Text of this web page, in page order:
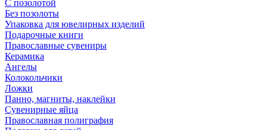
С позолотой
Без позолоты
Упаковка для ювелирных изделий
Подарочные книги
Православные сувениры
Керамика
Ангелы
Колокольчики
Ложки
Панно, магниты, наклейки
Сувенирные яйца
Православная полиграфия